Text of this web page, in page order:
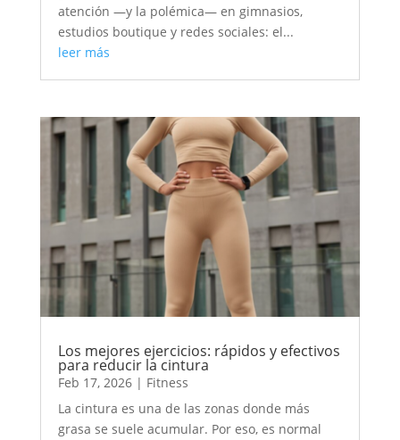
atención —y la polémica— en gimnasios,
estudios boutique y redes sociales: el...
leer más
Los mejores ejercicios: rápidos y efectivos
para reducir la cintura
Feb 17, 2026| Fitness
La cintura es una de las zonas donde más
grasa se suele acumular. Por eso, es normal